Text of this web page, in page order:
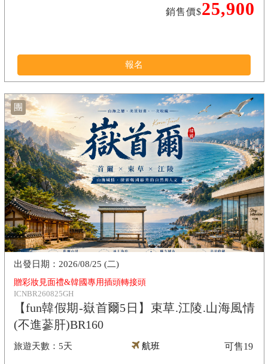
銷售價$25,900
報名
團
贈彩妝見面禮&韓國專用插頭轉接頭
ICNBR260825GH
【fun韓假期-嶽首爾5日】束草.江陵.山海風情
(不進蔘肝)BR160
5天
2026/08/25 (二)
航班 可售19